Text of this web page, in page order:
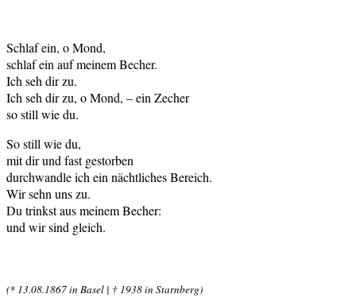
Schlaf ein, o Mond,
schlaf ein auf meinem Becher.
Ich seh dir zu.
Ich seh dir zu, o Mond, – ein Zecher
so still wie du.
So still wie du,
mit dir und fast gestorben
durchwandle ich ein nächtliches Bereich.
Wir sehn uns zu.
Du trinkst aus meinem Becher:
und wir sind gleich.
(* 13.08.1867 in Basel | † 1938 in Starnberg)